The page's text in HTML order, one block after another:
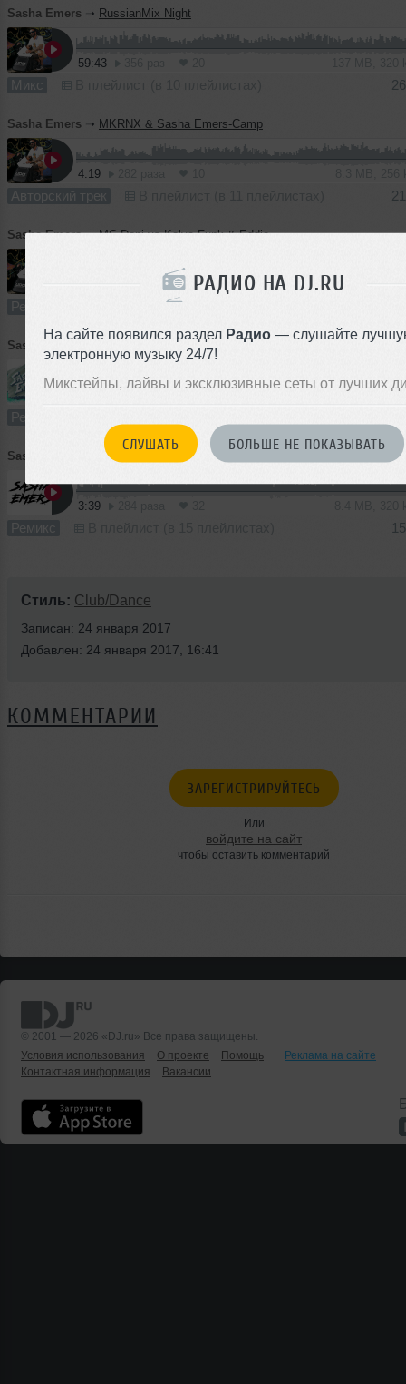
РАДИО НА DJ.RU
На сайте появился раздел Радио — слушайте
электронную музыку 24/7!
Микстейпы, лайвы и эксклюзивные сеты от лучших
СЛУШАТЬ БОЛЬШЕ НЕ ПОКАЗЫВАТЬ
Sasha Emers ➝ RussianMix Night
59:43
Микс
Sasha Emers ➝ MKRNX & Sasha Emers-Camp
4:19
Авторский трек
Sasha Emers ➝MC Doni vs Kolya Funk & Eddie G vs Relanium-Базара Нет! (Sasha Emers Mash Up)
45 10 MB, 320
Ремикс В плейлист (в 25 плейлистах)
Sasha Emers PITBULL vs Alexx Slam-Take Me Away (SASHA EMERS Mash Up)
358 раз 10 MB,
Ремикс
Sasha Emers NEL ft. L'One - Садись, прокачу ( Sasha Emers Mash-Up)
3:39
Ремикс
Стиль: Club/Dance
Записан: 24 января 2017
Добавлен: 24 января 2017, 16:41
КОММЕНТАРИИ
ЗАРЕГИСТРИРУЙТЕСЬ
Или
войдите на сайт
чтобы оставить комментарий
© 2001 — 2026 «DJ.ru» Все права защищены.
Условия использования
О проекте Помощь
Реклама на сайте
Контактная информация
Вакансии